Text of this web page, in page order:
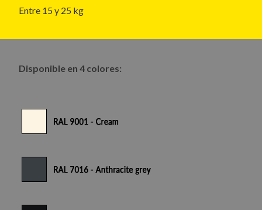
Entre 15 y 25 kg
Disponible en 4 colores: